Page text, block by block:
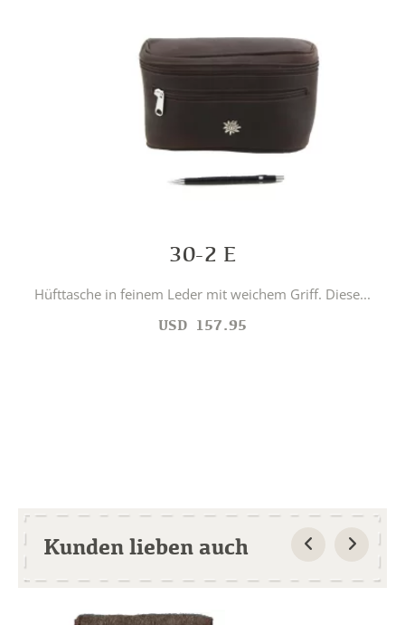
30-2 E
Hüfttasche in feinem Leder mit weichem Griff. Diese...
USD 157.95
Kunden lieben auch